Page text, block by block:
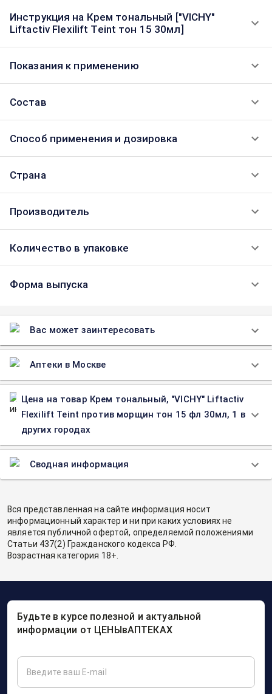
Инструкция на Крем тональный ["VICHY"
Liftactiv Flexilift Teint тон 15 30мл]
Показания к применению
Состав
Способ применения и дозировка
Страна
Производитель
Количество в упаковке
Форма выпуска
Вас может заинтересовать
Аптеки в Москве
Цена на товар Крем тональный, "VICHY" Liftactiv
Flexilift Teint против морщин тон 15 фл 30мл, 1 в
других городах
Сводная информация
Вся представленная на сайте информация носит
информационный характер и ни при каких условиях не
является публичной офертой, определяемой положениями
Статьи 437(2) Гражданского кодекса РФ.
Возрастная категория 18+.
Будьте в курсе полезной и актуальной
информации от ЦЕНЫвАПТЕКАХ